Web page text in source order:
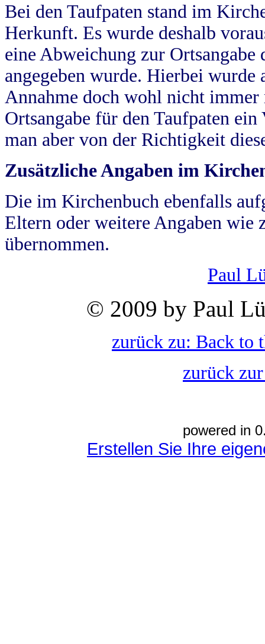
Bei den Taufpaten stand im
Herkunft. Es wurde deshalb
eine Abweichung zur
angegeben wurde. Hierbei wurde
Annahme doch wohl nicht
Ortsangabe für den Taufpaten
man aber von der Richtigkeit
Zusätzliche Angaben im
Die im Kirchenbuch ebenfalls
Eltern oder weitere Angaben wie
übernommen.
Paul
© 2009 by Paul
zurück zu: Back to
zurück
powered in
Erstellen Sie Ihre